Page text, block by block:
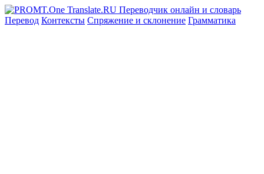
Перевод Контексты Спряжение и склонение Грамматика